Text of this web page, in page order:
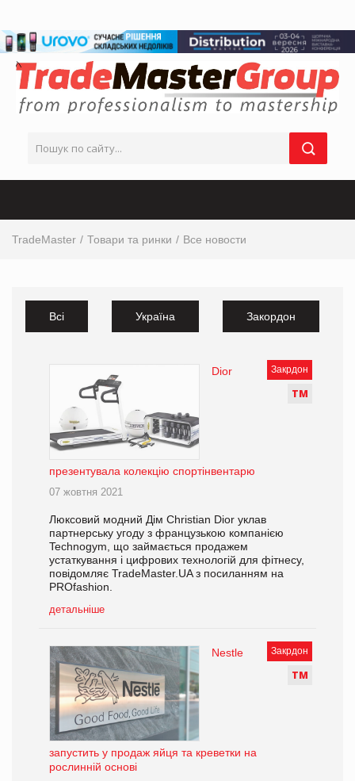
TradeMaster Товари та ринки Все новости
Всі Україна Закордон
Закрдон
ТМ
Dior
презентувала колекцію спортінвентарю
07 жовтня 2021
Люксовий модний Дім Christian Dior уклав
партнерську угоду з французькою компанією
Technogym, що займається продажем
устаткування і цифрових технологій для фітнесу,
повідомляє TradeMaster.UA з посиланням на
PROfashion.
детальніше
Закрдон
ТМ
Nestle
запустить у продаж яйця та креветки на
рослинній основі